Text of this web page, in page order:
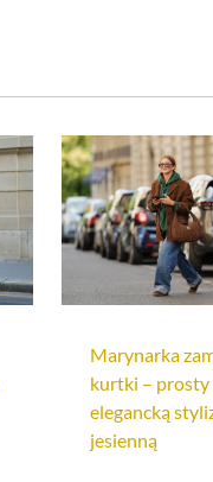
Marynarka
kurtki –
elegancką
jesienną